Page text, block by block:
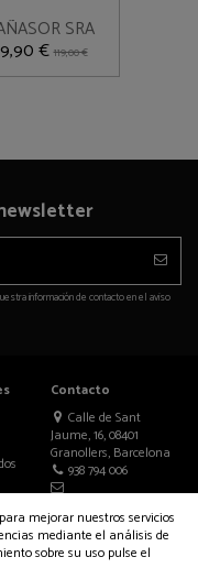
SRA
GUESS
€119,00 €
Añadir al
carrito
información de contacto en el aviso
Contacto
Calle de Sant
Jaume, 16, 08401
Granollers, Barcelona
938 794 006
mejorar nuestros servicios
mediante el análisis de
sobre su uso pulse el